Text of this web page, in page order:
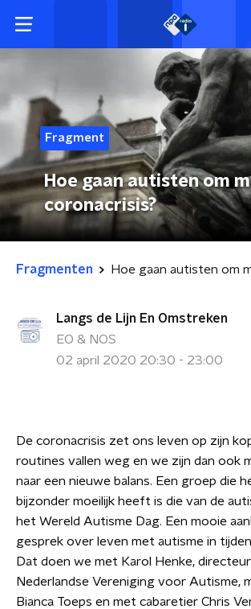
Fragment
Hoe gaan autisten om
coronacrisis?
Fragmenten
Langs de Lijn En Omstreken
EO & NOS
02 april 2020 20:30 - 23:00
De coronacrisis zet ons leven op zijn
routines vallen weg en we zijn dan ook
naar een nieuwe balans. Een groep die
bijzonder moeilijk heeft is die van de
het Wereld Autisme Dag. Een mooie
gesprek over leven met autisme in
Dat doen we met Karol Henke,
Nederlandse Vereniging voor Autisme,
Bianca Toeps en met cabaretier Chris